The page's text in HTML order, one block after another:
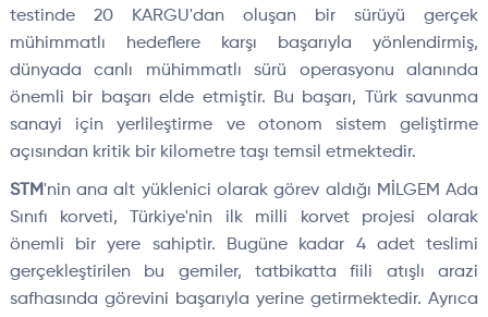
testinde 20 KARGU'dan oluşan bir sürüyü gerçek
mühimmatlı hedeflere karşı başarıyla yönlendirmiş,
dünyada canlı mühimmatlı sürü operasyonu alanında
önemli bir başarı elde etmiştir. Bu başarı, Türk savunma
sanayi için yerlileştirme ve otonom sistem geliştirme
açısından kritik bir kilometre taşı temsil etmektedir.
STM'nin ana alt yüklenici olarak görev aldığı MİLGEM Ada
Sınıfı korveti, Türkiye'nin ilk milli korvet projesi olarak
önemli bir yere sahiptir. Bugüne kadar 4 adet teslimi
gerçekleştirilen bu gemiler, tatbikatta fiili atışlı arazi
safhasında görevini başarıyla yerine getirmektedir. Ayrıca